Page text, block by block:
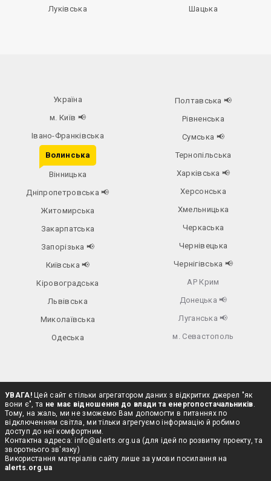
Луківська
Шацька
Україна
м. Київ 📢
Івано-Франківська
Волинська
Вінницька
Дніпропетровська📢
Житомирська
Закарпатська
Запорізька 📢
Київська📢
Кіровоградська
Львівська
Миколаївська
Одеська
Полтавська 📢
Рівненська
Сумська 📢
Тернопільська
Харківська 📢
Херсонська
Хмельницька
Черкаська
Чернівецька
Чернігівська 📢
АР Крим
Донецька 📢
Луганська 📢
м. Севастополь
УВАГА!Цей сайт є тільки агрегатором даних з відкритих джерел "як
вони є", та не має відношення до влади та енергопостачальників.
Тому, на жаль, ми не зможемо Вам допомогти в питаннях по
відключенням світла, ми тільки агрегуємо інформацію й робимо
доступ до неї комфортним.
Контактна адреса:info@alerts.org.ua (для ідей по розвитку проекту, та
зворотнього зв'язку)
Використання матеріалів сайту лише за умови посилання на
alerts.org.ua